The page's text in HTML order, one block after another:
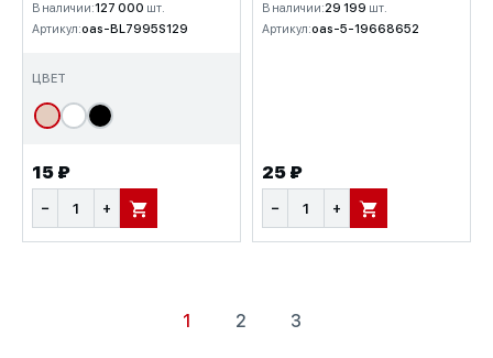
В наличии:127 000 шт.
Артикул:oas-BL7995S129
ЦВЕТ
15 ₽
− + В КОРЗИНУ
В наличии:29 199 шт.
Артикул:oas-5-19668652
25 ₽
− + В КОРЗИНУ
1 2 3